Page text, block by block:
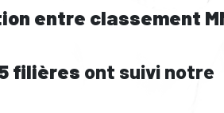
entre classement
filières ont suivi notre